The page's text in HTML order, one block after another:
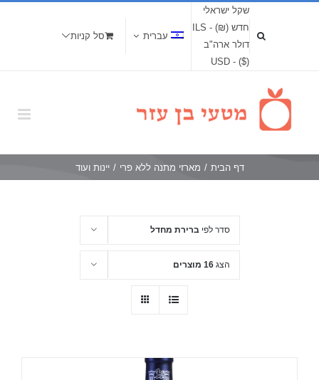
שקל ישראלי
חדש (₪) - ILS
דולר ארה"ב
($) - USD
עברית סל קניות
דף הבית / מארזי מתנה ללא פרי / יינות ועוד
סדר לפיברירת מחדל
הצג16 מוצרים